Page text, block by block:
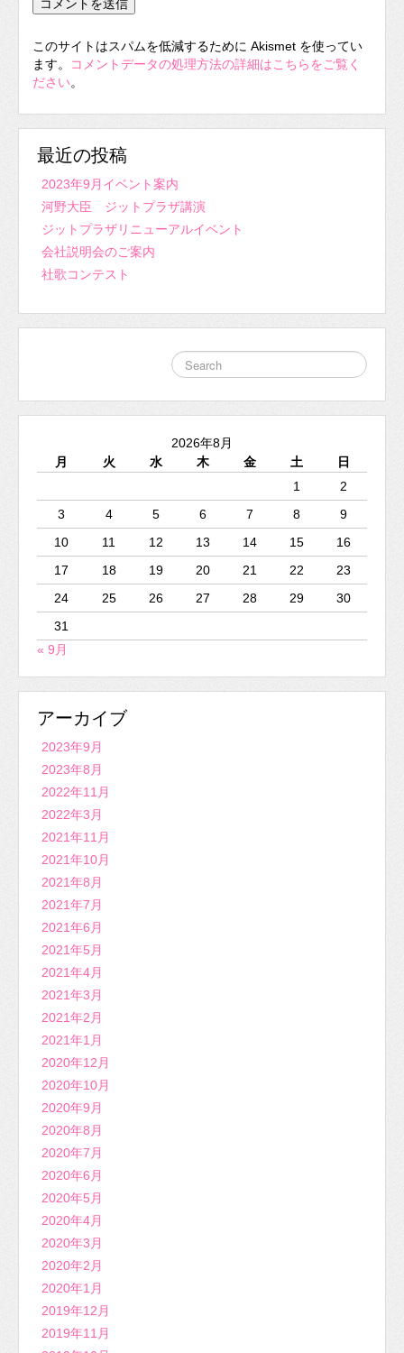
このサイトはスパムを低減するために Akismet を使ってい
ます。
コメントデータの処理方法の詳細はこちらをご覧く
ださい。
最近の投稿
2023年9月イベント案内
河野大臣 ジットプラザ講演
ジットプラザリニューアルイベント
会社説明会のご案内
社歌コンテスト
2026年8月
月
火 水 木 金 土
日
1
2
3
4 5 6 7 8
9
10
11 12 13 14 15
16
17
18 19 20 21 22
23
24
25 26 27 28 29
30
31
« 9月
アーカイブ
2023年9月
2023年8月
2022年11月
2022年3月
2021年11月
2021年10月
2021年8月
2021年7月
2021年6月
2021年5月
2021年4月
2021年3月
2021年2月
2021年1月
2020年12月
2020年10月
2020年9月
2020年8月
2020年7月
2020年6月
2020年5月
2020年4月
2020年3月
2020年2月
2020年1月
2019年12月
2019年11月